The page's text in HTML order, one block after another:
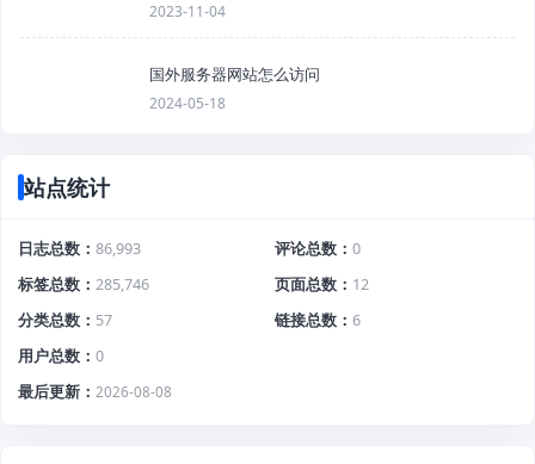
2023-11-04
国外服务器网站怎么访问
2024-05-18
站点统计
日志总数 86,993 评论总数
0
标签总数
285,746 页面总数
12
分类总数
57 链接总数
6
用户总数
0
最后更新
2026-08-08